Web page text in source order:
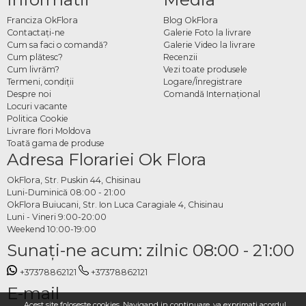
succes. Fiecare aranjament este îngrijit și gata de așezat la loc de cinste în orice
spațiu interior.
Cum comanzi bambus
decorativ online
Alegi modelul și dimensiunea dorită din categorie, specifici data și adresa de
livrare și plasezi comanda. Echipa OkFlora se ocupă de ambalarea
corespunzătoare și de livrare la timp, astfel încât bambusul să ajungă în perfectă
stare și gata să aducă noroc și prosperitate în noul său spațiu.
Franciza OkFlora
Contactaţi-ne
Cum sa faci o comandă?
Cum plătesc?
Cum livrăm?
Termeni, condiţii
Despre noi
Locuri vacante
Politica Cookie
Livrare flori Moldova
Toată gama de produse
Blog OkFlora
Galerie Foto la livrare
Galerie Video la livrare
Recenzii
Vezi toate produsele
Logare/Înregistrare
Comandă Internațional
Adresa Florariei Ok Flora
OkFlora, Str. Puskin 44, Chisinau
Luni-Duminică 08:00 - 21:00
OkFlora Buiucani, Str. Ion Luca Caragiale 4, Chisinau
Luni - Vineri 9:00-20:00
Weekend 10:00-19:00
Sunaţi-ne acum: zilnic 08:00 - 21:00
+37378862121 +37378862121
E-mail